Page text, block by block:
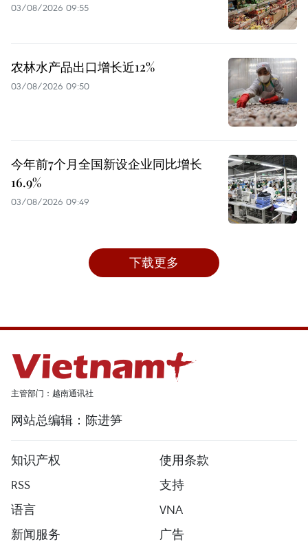
03/08/2026 09:55
农林水产品出口增长近12%
03/08/2026 09:50
今年前7个月全国新设企业同比增长
16.9%
03/08/2026 09:49
下载更多
主管部门：越南通讯社
网站总编辑：陈进笋
知识产权
使用条款
RSS
支持
语言
VNA
新闻服务
广告